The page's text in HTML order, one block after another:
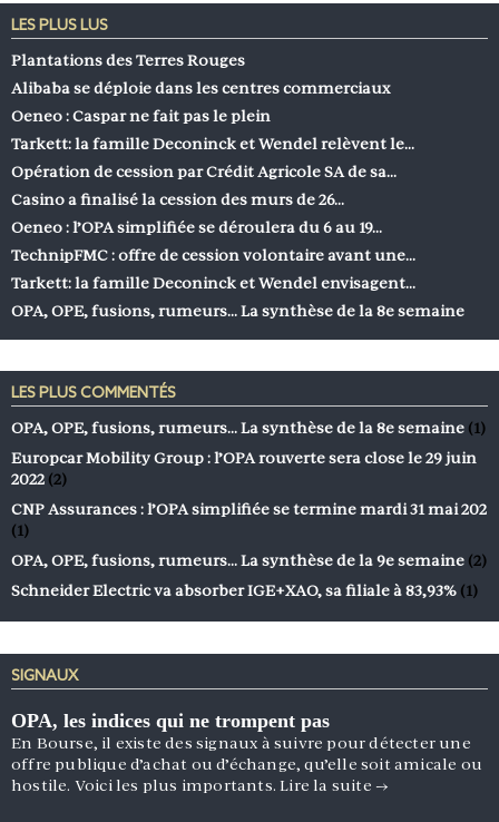
LES PLUS LUS
Plantations des Terres Rouges
Alibaba se déploie dans les centres commerciaux
Oeneo : Caspar ne fait pas le plein
Tarkett: la famille Deconinck et Wendel relèvent le…
Opération de cession par Crédit Agricole SA de sa…
Casino a finalisé la cession des murs de 26…
Oeneo : l’OPA simplifiée se déroulera du 6 au 19…
TechnipFMC : offre de cession volontaire avant une…
Tarkett: la famille Deconinck et Wendel envisagent…
OPA, OPE, fusions, rumeurs… La synthèse de la 8e semaine
LES PLUS COMMENTÉS
OPA, OPE, fusions, rumeurs… La synthèse de la 8e semaine (1)
Europcar Mobility Group : l’OPA rouverte sera close le 29 juin
2022 (2)
CNP Assurances : l’OPA simplifiée se termine mardi 31 mai 202
(1)
OPA, OPE, fusions, rumeurs… La synthèse de la 9e semaine (2)
Schneider Electric va absorber IGE+XAO, sa filiale à 83,93% (1)
SIGNAUX
OPA, les indices qui ne trompent pas
En Bourse, il existe des signaux à suivre pour détecter une
offre publique d’achat ou d’échange, qu’elle soit amicale ou
hostile. Voici les plus importants.Lire la suite →